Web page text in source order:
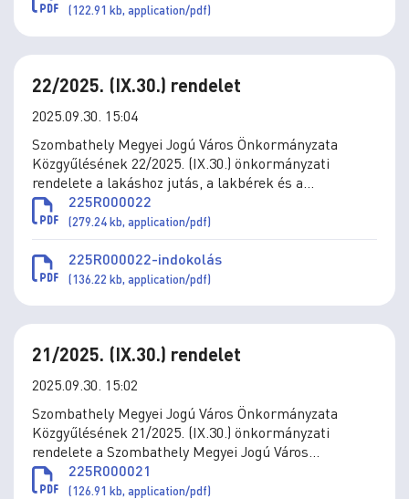
(122.91 kb, application/pdf)
22/2025. (IX.30.) rendelet
2025.09.30. 15:04
Szombathely Megyei Jogú Város Önkormányzata
Közgyűlésének 22/2025. (IX.30.) önkormányzati
rendelete a lakáshoz jutás, a lakbérek és a
lakbértámogatás, az önkormányzat által a
lakásvásárláshoz és építéshez nyújtott támogatások
szabályai megállapításáról szóló 36/2010. (XII.1.)
önkormányzati rendelet módosításáról
225R000022
(279.24 kb, application/pdf)
225R000022-indokolás
(136.22 kb, application/pdf)
21/2025. (IX.30.) rendelet
2025.09.30. 15:02
Szombathely Megyei Jogú Város Önkormányzata
Közgyűlésének 21/2025. (IX.30.) önkormányzati
rendelete a Szombathely Megyei Jogú Város
Önkormányzata kizárólagos tulajdonában álló
Szombathelyi Parkfenntartási Korlátolt Felelősségű
225R000021
(126.91 kb, application/pdf)